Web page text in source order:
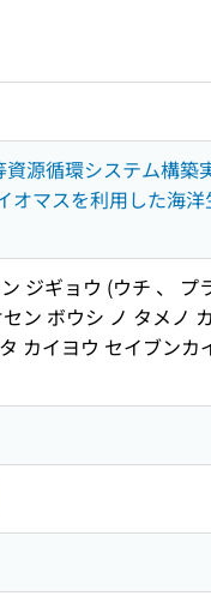
源循環システム構
マスを利用した海
ジギョウ (ウチ 、
ン ボウシ ノ タメノ
カイヨウ セイブン